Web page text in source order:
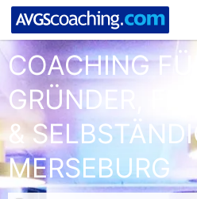
COACHING FÜR
GRÜNDER,
&
MERSEBURG